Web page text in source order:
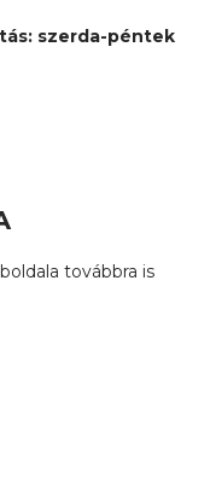
szerda-péntek
továbbra is